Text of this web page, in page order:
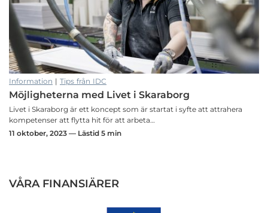
Information | Tips från IDC
Möjligheterna med Livet i Skaraborg
Livet i Skaraborg är ett koncept som är startat i syfte att attrahera
kompetenser att flytta hit för att arbeta…
11 oktober, 2023 — Lästid 5 min
VÅRA FINANSIÄRER